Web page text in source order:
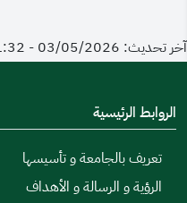
المخاطر التي يمكن أن
من المخاطر والوقايـة
والأزمات، والاستجابة
الأعمال والحد من تأثيرها
تحقيـق الأهداف
آخر تحديث: 03/05/2026 - 11:32
الروابط الرئيسية
تعريف بالجامعة و تأسيسها
الرؤية و الرسالة و الأهداف